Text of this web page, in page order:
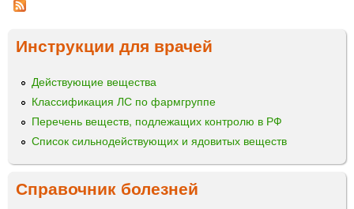
р
с
х
и
н
ц
е
и
н
н
и
ы
Инструкции для врачей
Действующие вещества
Классификация ЛС по фармгруппе
Перечень веществ, подлежащих контролю в РФ
Список сильнодействующих и ядовитых веществ
Справочник болезней